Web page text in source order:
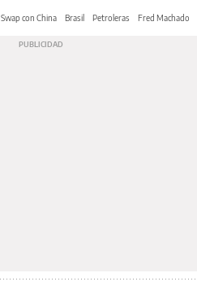
Swap con China Brasil Petroleras Fred Machado